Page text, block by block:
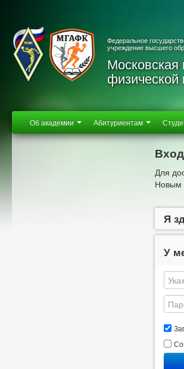
Федеральное
учреждение высшего
Московская
физической
Об академии Абитуриентам
Для
Новым
Я
У